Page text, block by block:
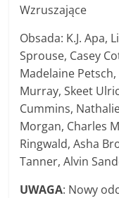
Wzruszające
Obsada: K.J. Apa,
Sprouse, Casey
Madelaine
Murray, Skeet
Cummins,
Morgan, Charles
Ringwald, Asha
Tanner, Alvin
UWAGA: Nowy